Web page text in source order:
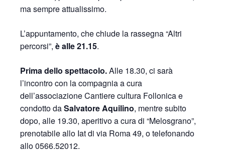
ma sempre attualissimo.
L’appuntamento, che chiude la rassegna “Altri
percorsi”, è alle 21.15.
Prima dello spettacolo.Alle 18.30, ci sarà
l’incontro con la compagnia a cura
dell’associazione Cantiere cultura Follonica e
condotto daSalvatore Aquilino, mentre subito
dopo, alle 19.30, aperitivo a cura di “Melosgrano”,
prenotabile allo Iat di via Roma 49, o telefonando
allo 0566.52012.